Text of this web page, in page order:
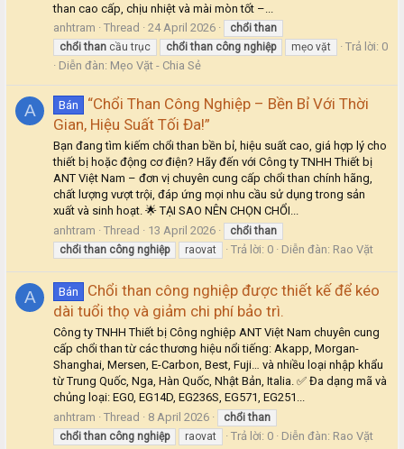
than cao cấp, chịu nhiệt và mài mòn tốt –...
anhtram
Thread 24 April 2026 chổi than
chổi than cầu trục chổi than công nghiệp mẹo vặt
Trả lời: 0
Diễn đàn: Mẹo Vặt - Chia Sẻ
A Bán
“Chổi Than Công Nghiệp – Bền Bỉ Với Thời
Gian, Hiệu Suất Tối Đa!”
Bạn đang tìm kiếm chổi than bền bỉ, hiệu suất cao, giá hợp lý cho
thiết bị hoặc động cơ điện? Hãy đến với Công ty TNHH Thiết bị
ANT Việt Nam – đơn vị chuyên cung cấp chổi than chính hãng,
chất lượng vượt trội, đáp ứng mọi nhu cầu sử dụng trong sản
xuất và sinh hoạt. 🌟 TẠI SAO NÊN CHỌN CHỔI...
anhtram
Thread 13 April 2026 chổi than
chổi than công nghiệp raovat Trả lời: 0 Diễn đàn: Rao Vặt
A Bán
Chổi than công nghiệp được thiết kế để kéo
dài tuổi thọ và giảm chi phí bảo trì.
Công ty TNHH Thiết bị Công nghiệp ANT Việt Nam chuyên cung
cấp chổi than từ các thương hiệu nổi tiếng: Akapp, Morgan-
Shanghai, Mersen, E-Carbon, Best, Fuji… và nhiều loại nhập khẩu
từ Trung Quốc, Nga, Hàn Quốc, Nhật Bản, Italia. ✅ Đa dạng mã và
chủng loại: EG0, EG14D, EG236S, EG571, EG251...
anhtram
Thread 8 April 2026 chổi than
chổi than công nghiệp raovat Trả lời: 0 Diễn đàn: Rao Vặt